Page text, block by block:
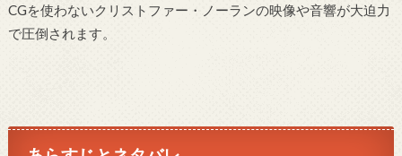
CGを使わないクリストファー・ノーランの映像や音響が大迫力
で圧倒されます。